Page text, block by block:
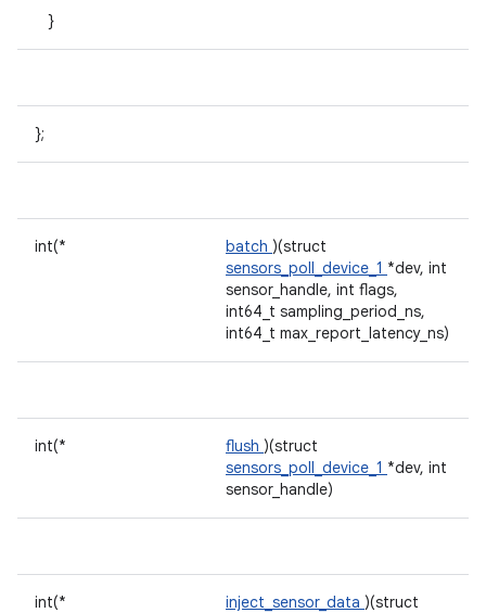
}
};
int(* batch )(struct
sensors_poll_device_1 *dev, int
sensor_handle, int flags,
int64_t sampling_period_ns,
int64_t max_report_latency_ns)
int(* flush )(struct
sensors_poll_device_1 *dev, int
sensor_handle)
int(* inject_sensor_data )(struct